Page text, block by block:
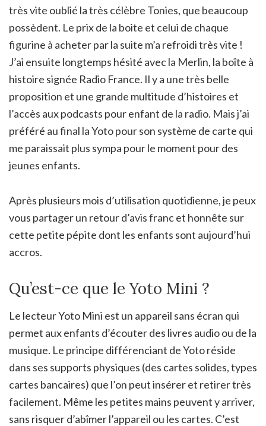
très vite oublié la très célèbre Tonies, que beaucoup
possèdent. Le prix de la boite et celui de chaque
figurine à acheter par la suite m’a refroidi très vite !
J’ai ensuite longtemps hésité avec la Merlin, la boîte à
histoire signée Radio France. Il y a une très belle
proposition et une grande multitude d’histoires et
l’accès aux podcasts pour enfant de la radio. Mais j’ai
préféré au final la Yoto pour son système de carte qui
me paraissait plus sympa pour le moment pour des
jeunes enfants.
Après plusieurs mois d’utilisation quotidienne, je peux
vous partager un retour d’avis franc et honnête sur
cette petite pépite dont les enfants sont aujourd’hui
accros.
Qu’est-ce que le Yoto Mini ?
Le lecteur Yoto Mini est un appareil sans écran qui
permet aux enfants d’écouter des livres audio ou de la
musique. Le principe différenciant de Yoto réside
dans ses supports physiques (des cartes solides, types
cartes bancaires) que l’on peut insérer et retirer très
facilement. Même les petites mains peuvent y arriver,
sans risquer d’abîmer l’appareil ou les cartes. C’est